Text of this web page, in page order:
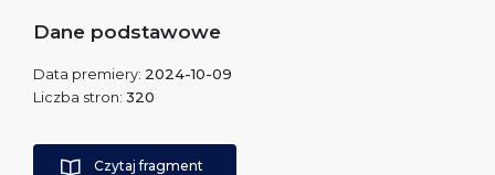
Dane podstawowe
Data premiery: 2024-10-09
Liczba stron: 320
Czytaj fragment